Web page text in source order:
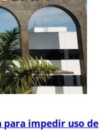
para impedir uso de